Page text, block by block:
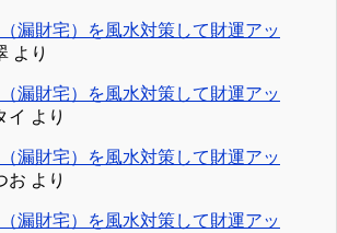
漏財宅）を風水対策して財運アッ
より
漏財宅）を風水対策して財運アッ
イ より
漏財宅）を風水対策して財運アッ
お より
漏財宅）を風水対策して財運アッ